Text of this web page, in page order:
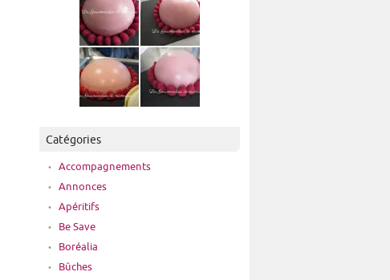
Catégories
Accompagnements
Annonces
Apéritifs
Be Save
Boréalia
Bûches